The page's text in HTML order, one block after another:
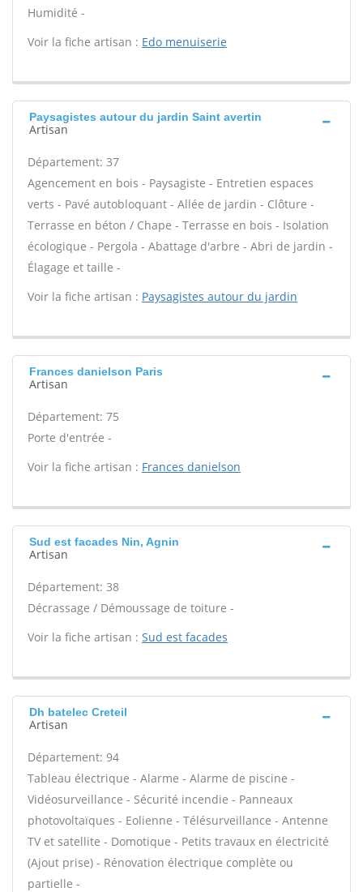
Humidité -
Voir la fiche artisan : Edo menuiserie
Paysagistes autour du jardin Saint avertin
Artisan
Département: 37
Agencement en bois - Paysagiste - Entretien espaces
verts - Pavé autobloquant - Allée de jardin - Clôture -
Terrasse en béton / Chape - Terrasse en bois - Isolation
écologique - Pergola - Abattage d'arbre - Abri de jardin -
Élagage et taille -
Voir la fiche artisan : Paysagistes autour du jardin
Frances danielson Paris
Artisan
Département: 75
Porte d'entrée -
Voir la fiche artisan : Frances danielson
Sud est facades Nin, Agnin
Artisan
Département: 38
Décrassage / Démoussage de toiture -
Voir la fiche artisan : Sud est facades
Dh batelec Creteil
Artisan
Département: 94
Tableau électrique - Alarme - Alarme de piscine -
Vidéosurveillance - Sécurité incendie - Panneaux
photovoltaïques - Eolienne - Télésurveillance - Antenne
TV et satellite - Domotique - Petits travaux en électricité
(Ajout prise) - Rénovation électrique complète ou
partielle -